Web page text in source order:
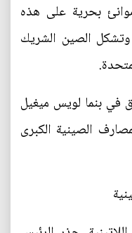
بحرية على هذه
وتشكل الصين الشريك
في بنما لويس ميغيل
الصينية الكبرى